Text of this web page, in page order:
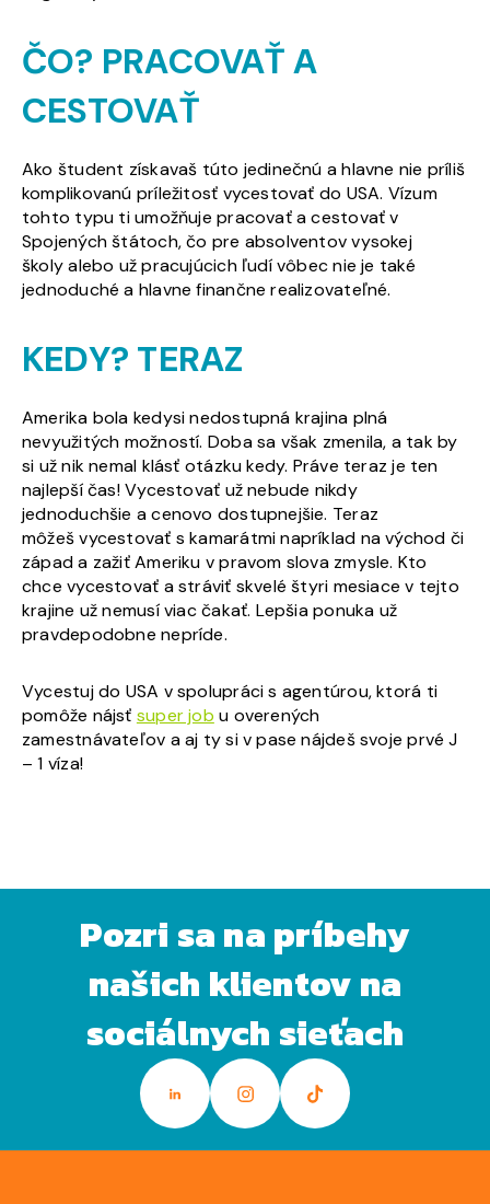
ČO? PRACOVAŤ A
CESTOVAŤ
Ako študent získavaš túto jedinečnú a hlavne nie príliš
komplikovanú príležitosť vycestovať do USA. Vízum
tohto typu ti umožňuje pracovať a cestovať v
Spojených štátoch, čo pre absolventov vysokej
školy alebo už pracujúcich ľudí vôbec nie je také
jednoduché a hlavne finančne realizovateľné.
KEDY? TERAZ
Amerika bola kedysi nedostupná krajina plná
nevyužitých možností. Doba sa však zmenila, a tak by
si už nik nemal klásť otázku kedy. Práve teraz je ten
najlepší čas! Vycestovať už nebude nikdy
jednoduchšie a cenovo dostupnejšie. Teraz
môžeš vycestovať s kamarátmi napríklad na východ či
západ a zažiť Ameriku v pravom slova zmysle. Kto
chce vycestovať a stráviť skvelé štyri mesiace v tejto
krajine už nemusí viac čakať. Lepšia ponuka už
pravdepodobne nepríde.
Vycestuj do USA v spolupráci s agentúrou, ktorá ti
pomôže nájsť super job u overených
zamestnávateľov a aj ty si v pase nájdeš svoje prvé J
– 1 víza!
Pozri sa na príbehy
našich klientov na
sociálnych sieťach